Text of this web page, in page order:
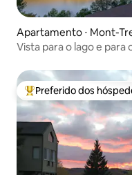
Apartamento ⋅ Mont-
Vista para o lago e
Entre os melhores
Preferido dos